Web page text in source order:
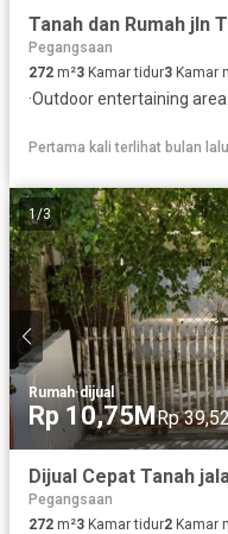
Tanah dan Rumah jln
Pegangsaan
272 m²3 Kamar tidur3 Kamar
·Outdoor entertaining area
Pertama kali terlihat bulan lalu
1/3
Rumah·dijual
Rp 10,75MRp
Dijual Cepat Tanah
Pegangsaan
272 m²3 Kamar tidur2 Kamar